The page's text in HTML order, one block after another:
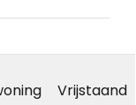
Vrijstaand